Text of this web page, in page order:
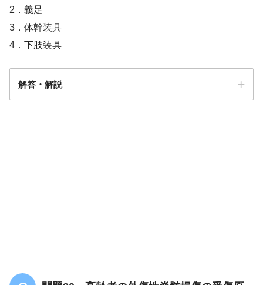
2．義足
3．体幹装具
4．下肢装具
解答・解説